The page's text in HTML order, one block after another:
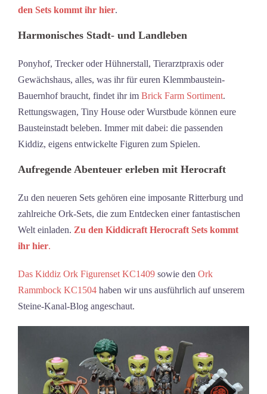
den Sets kommt ihr hier.
Harmonisches Stadt- und Landleben
Ponyhof, Trecker oder Hühnerstall, Tierarztpraxis oder
Gewächshaus, alles, was ihr für euren Klemmbaustein-
Bauernhof braucht, findet ihr im Brick Farm Sortiment.
Rettungswagen, Tiny House oder Wurstbude können eure
Bausteinstadt beleben. Immer mit dabei: die passenden
Kiddiz, eigens entwickelte Figuren zum Spielen.
Aufregende Abenteuer erleben mit Herocraft
Zu den neueren Sets gehören eine imposante Ritterburg und
zahlreiche Ork-Sets, die zum Entdecken einer fantastischen
Welt einladen. Zu den Kiddicraft Herocraft Sets kommt
ihr hier.
Das Kiddiz Ork Figurenset KC1409 sowie den Ork
Rammbock KC1504 haben wir uns ausführlich auf unserem
Steine-Kanal-Blog angeschaut.